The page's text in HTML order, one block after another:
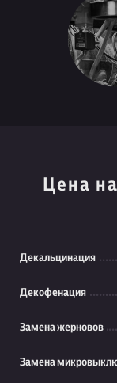
Цена
Декальцинация
Декофенация
Замена жерновов
Замена